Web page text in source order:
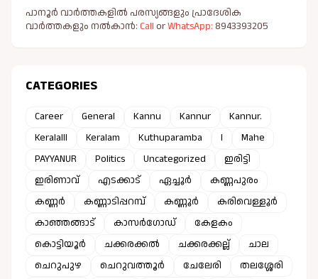
പാനൂർ വാർത്തകളിൽ പരസ്യങ്ങളും പ്രാദേശിക
വാർത്തകളും നൽകാൻ: Call orWhatsApp: 8943393205
CATEGORIES
Career General Kannu Kannur
Kannur.
Keralalll
Keralam Kuthuparamba l
Mahe
PAYYANUR
Politics Uncategorized
ഇരിട്ടി
ഇരിണാവ്
എടക്കാട് ഏച്ചൂർ
കണ്ണപുരം
കണ്ണർ
കണ്ണാടിപ്പറമ്പ് കണ്ണൂർ
കരിവെള്ളൂർ
കാഞ്ഞങ്ങാട്
കാസർഗോഡ്
കേളകം
കൊട്ടിയൂർ
ചക്കരക്കൽ ചക്കരക്കല്ല്
ചാല
ചെറുപുഴ
ചെറുവത്തൂർ ചേലേരി
തലശ്ശേരി